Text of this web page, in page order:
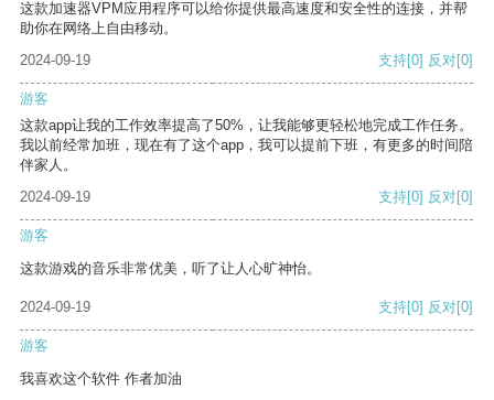
这款加速器VPM应用程序可以给你提供最高速度和安全性的连接，并帮
助你在网络上自由移动。
2024-09-19
支持[0] 反对[0]
游客
这款app让我的工作效率提高了50%，让我能够更轻松地完成工作任务。
我以前经常加班，现在有了这个app，我可以提前下班，有更多的时间陪
伴家人。
2024-09-19
支持[0] 反对[0]
游客
这款游戏的音乐非常优美，听了让人心旷神怡。
2024-09-19 支持[0] 反对[0]
游客
我喜欢这个软件 作者加油